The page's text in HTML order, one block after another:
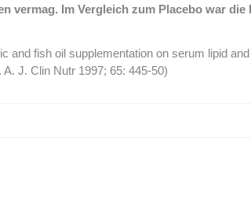
vermag. Im Vergleich zum Placebo war die
and fish oil supplementation on serum lipid
J. Clin Nutr 1997; 65: 445-50)